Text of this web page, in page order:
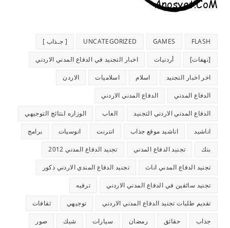
FLASH
GAMES
UNCATEGORIZED [ جـذاب ]
[نهفات] أردنيات اخبار التجنيد في الدفاع المدني الاردني
اخر اخبار التجنيد اسلام اسلاميات الاردن
الدفاع المدني الدفاع المدني الاردني
الدفاع المدني الاردني التجنيد العاب الوزاره لنتائج التوجيهي
اناشيد اناشيد موقع جذاب انترنت انوسيات برامج
بنك تجنيد الدفاع المدني تجنيد الدفاع المدني 2012
تجنيد الدفاع المدني اناث تجنيد الدفاع المندي الاردني ذكور
تجنيد سائقين في الدفاع المدني الاردني ترفيه
تقديم طلبات تجنيد الدفاع المدني الاردني توجيهي ثقافات
جذاب حقائق رمضان سيارات شيك صور